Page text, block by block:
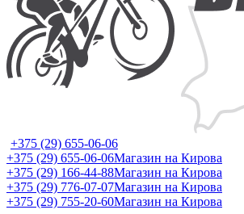
+375 (29) 655-06-06
+375 (29) 655-06-06Магазин на Кирова
+375 (29) 166-44-88Магазин на Кирова
+375 (29) 776-07-07Магазин на Кирова
+375 (29) 755-20-60Магазин на Кирова